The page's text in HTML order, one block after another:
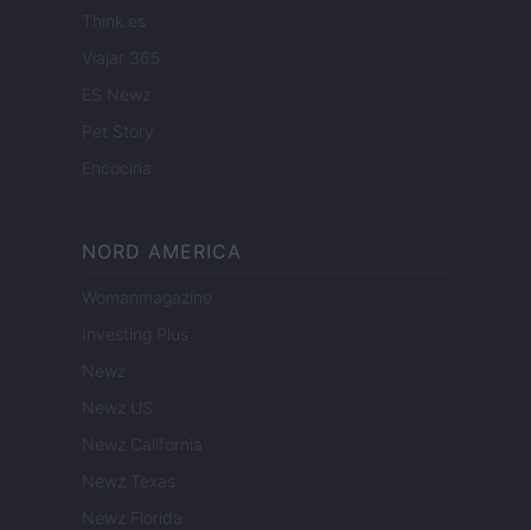
Think.es
Viajar 365
ES Newz
Pet Story
Encocina
NORD AMERICA
Womanmagazine
Investing Plus
Newz
Newz US
Newz California
Newz Texas
Newz Florida